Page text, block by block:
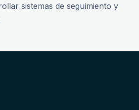
sistemas de seguimiento y